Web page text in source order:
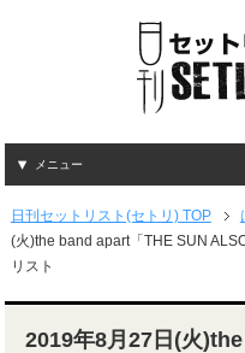
メニュー
日刊セットリスト(セトリ) TOP
(火)the band apart「THE SUN
リスト
2019年8月27日(火